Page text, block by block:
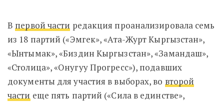
В первой части редакция проанализировала семь
из 18 партий («Эмгек», «Ата-Журт Кыргызстан»,
«Ынтымак», «Биздин Кыргызстан», «Замандаш»,
«Столица», «Онугуу Прогресс»), подавших
документы для участия в выборах, во второй
части еще пять партий («Сила в единстве»,